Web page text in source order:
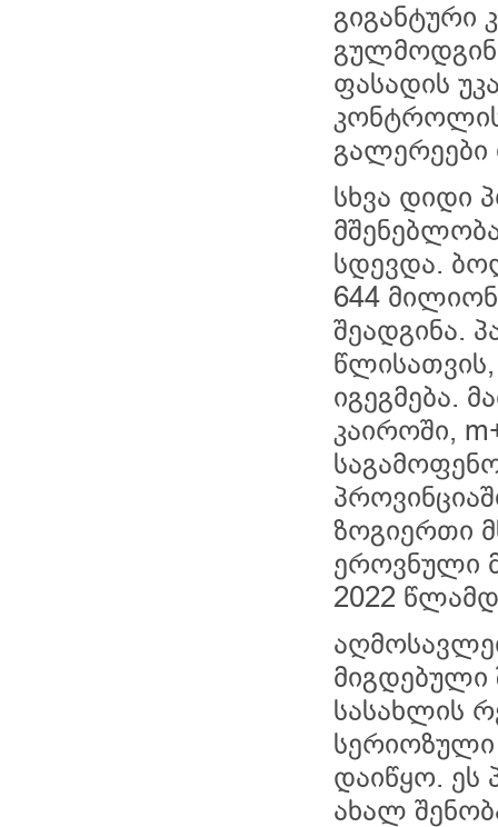
ფასადის
გალერეები
სხვა დიდი
სდევდა.
644
შეადგინა.
წლისათვის,
იგეგმება.
კაიროში,
ზოგიერთი
ეროვნული
2022
მიგდებული
სასახლის
სერიოზული
დაიწყო. ეს
ახალ